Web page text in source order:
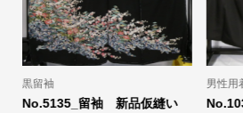
点セッ No.1081_ふくさ（リメイク